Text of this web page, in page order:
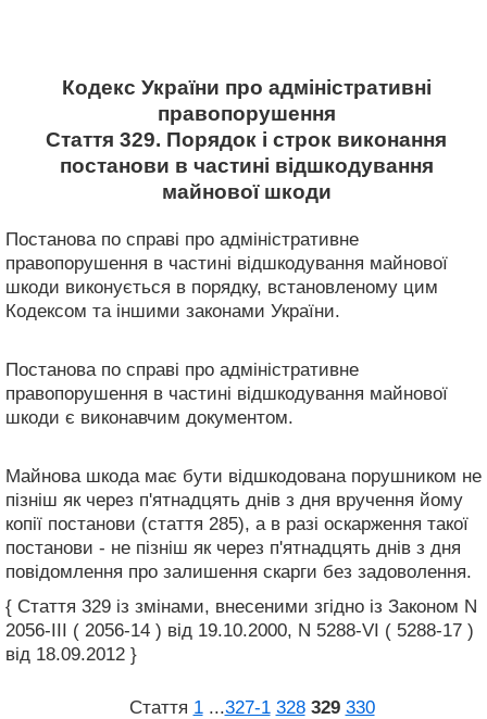
Кодекс України про адміністративні
правопорушення
Стаття 329. Порядок і строк виконання
постанови в частині відшкодування
майнової шкоди
Постанова по справі про адміністративне
правопорушення в частині відшкодування майнової
шкоди виконується в порядку, встановленому цим
Кодексом та іншими законами України.
Постанова по справі про адміністративне
правопорушення в частині відшкодування майнової
шкоди є виконавчим документом.
Майнова шкода має бути відшкодована порушником не
пізніш як через п'ятнадцять днів з дня вручення йому
копії постанови (стаття 285), а в разі оскарження такої
постанови - не пізніш як через п'ятнадцять днів з дня
повідомлення про залишення скарги без задоволення.
{ Стаття 329 із змінами, внесеними згідно із Законом N
2056-III ( 2056-14 ) від 19.10.2000, N 5288-VI ( 5288-17 )
від 18.09.2012 }
Стаття 1 ...327‑1 328 329 330